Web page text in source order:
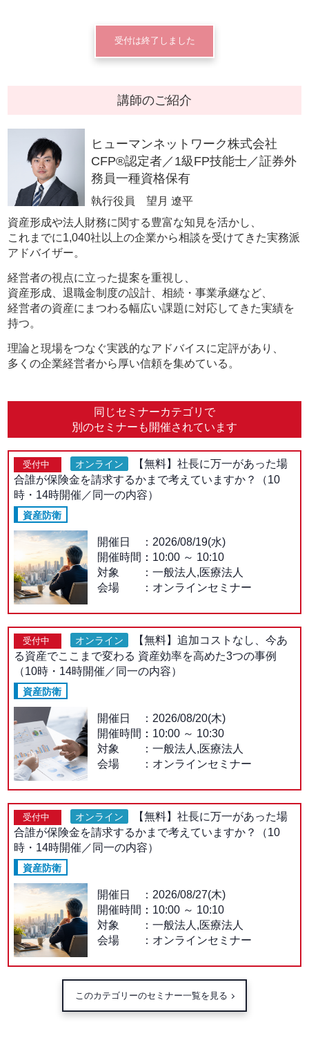
受付は終了しました
講師のご紹介
ヒューマンネットワーク株式会社
CFP®認定者／1級FP技能士／証券外
務員一種資格保有
執行役員 望月 遼平
資産形成や法人財務に関する豊富な知見を活かし、
これまでに1,040社以上の企業から相談を受けてきた実務派
アドバイザー。
経営者の視点に立った提案を重視し、
資産形成、退職金制度の設計、相続・事業承継など、
経営者の資産にまつわる幅広い課題に対応してきた実績を
持つ。
理論と現場をつなぐ実践的なアドバイスに定評があり、
多くの企業経営者から厚い信頼を集めている。
同じセミナーカテゴリで
別のセミナーも開催されています
受付中 オンライン
【無料】社長に万一があった場
合誰が保険金を請求するかまで考えていますか？（10
時・14時開催／同一の内容）
資産防衛
開催日
2026/08/19(水)
開催時間： 10:00～ 10:10
対象
一般法人,医療法人
会場
オンラインセミナー
受付中 オンライン
【無料】追加コストなし、今あ
る資産でここまで変わる 資産効率を高めた3つの事例
（10時・14時開催／同一の内容）
資産防衛
開催日
2026/08/20(木)
開催時間： 10:00～ 10:30
対象
一般法人,医療法人
会場
オンラインセミナー
受付中 オンライン
【無料】社長に万一があった場
合誰が保険金を請求するかまで考えていますか？（10
時・14時開催／同一の内容）
資産防衛
開催日
2026/08/27(木)
開催時間： 10:00～ 10:10
対象
一般法人,医療法人
会場
オンラインセミナー
このカテゴリーのセミナー一覧を見る